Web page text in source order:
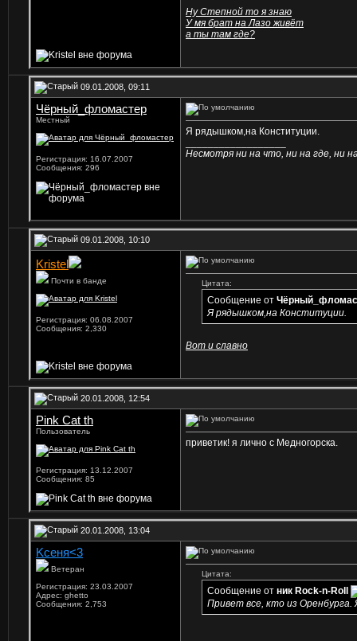
Ну Степной то я знаю
У мя брат на Лазо живёт
а ты там где?
09.01.2008, 09:11
Чёрный_фломастер
Местный
Регистрация: 16.07.2007
Сообщения: 296
Я рядышком,на Конституции.
Несмотря ни на что, ни на где, ни
09.01.2008, 10:10
Kristel
Почти в банде
Регистрация: 06.08.2007
Сообщения: 2,330
Цитата:
Сообщение от
Я рядышком,на Конституции.
Вот и славно
20.01.2008, 12:54
Pink Cat th
Пользователь
Регистрация: 13.12.2007
Сообщения: 85
приветик! я лично с Медногорска.
20.01.2008, 13:04
Kceня<3
Ветеран
Регистрация: 23.03.2007
Адрес: ghetto
Сообщения: 2,753
Цитата:
Сообщение от ник Rock-n-Roll
Привет все, кто из